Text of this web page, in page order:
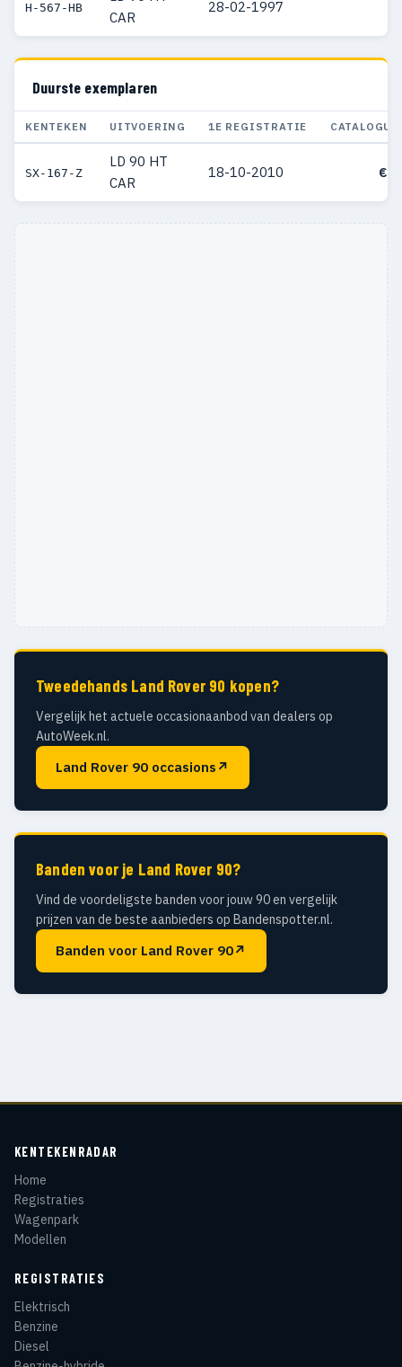
H-567-HB
CAR
28-02-1997
Duurste exemplaren
KENTEKEN UITVOERING 1E REGISTRATIE
SX-167-Z
LD 90 HT
CAR
18-10-2010 €
Tweedehands Land Rover 90 kopen?
Vergelijk het actuele occasionaanbod van dealers op
AutoWeek.nl.
Land Rover 90 occasions ↗
Banden voor je Land Rover 90?
Vind de voordeligste banden voor jouw 90 en vergelijk
prijzen van de beste aanbieders op Bandenspotter.nl.
Banden voor Land Rover 90↗
KENTEKENRADAR
Home
Registraties
Wagenpark
Modellen
REGISTRATIES
Elektrisch
Benzine
Diesel